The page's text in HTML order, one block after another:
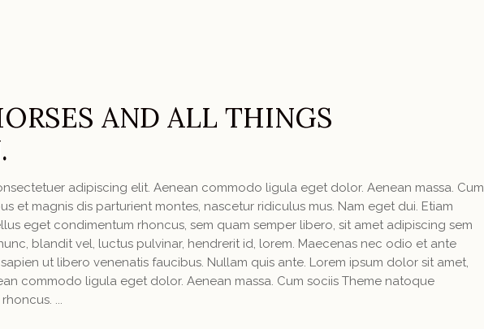
AND ALL THINGS
adipiscing elit. Aenean commodo ligula eget dolor. Aenean massa. Cum
et magnis dis parturient montes, nascetur ridiculus mus. Nam eget dui. Etiam
eget condimentum rhoncus, sem quam semper libero, sit amet adipiscing sem
blandit vel, luctus pulvinar, hendrerit id, lorem. Maecenas nec odio et ante
ut libero venenatis faucibus. Nullam quis ante. Lorem ipsum dolor sit amet,
commodo ligula eget dolor. Aenean massa. Cum sociis Theme natoque